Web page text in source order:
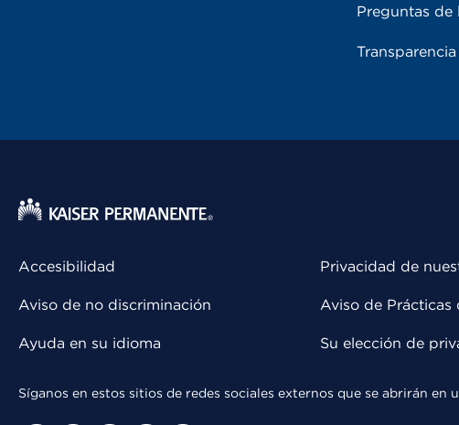
Preguntas de
Accesibilidad
Aviso de no discriminación
Ayuda en su idioma
Privacidad de
Aviso de Prácticas
Su elección de
Síganos en estos sitios de redes sociales externos que se abrirán en